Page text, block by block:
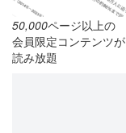
50,000ページ以上の
会員限定コンテンツが
読み放題